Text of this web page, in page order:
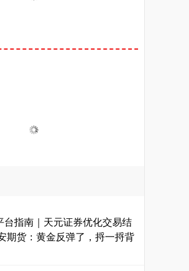
台指南｜天元证券优化交易结
期货：黄金反弹了，捋一捋背